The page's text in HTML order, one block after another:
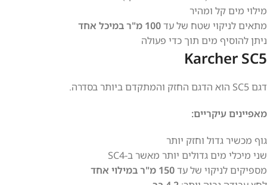
מילוי מים קל ומהיר
מתאים לניקוי שטח של עד100 מ"ר במיכל אחד
ניתן להוסיף מים תוך כדי פעולה
Karcher SC5
דגם SC5 הוא הדגם החזק והמתקדם ביותר בסדרה.
מאפיינים עיקריים:
גוף מכשיר גדול וחזק יותר
שני מיכלי מים גדולים יותר מאשר ב-SC4
מספיקים לניקוי של עד150 מ"ר במילוי אחד